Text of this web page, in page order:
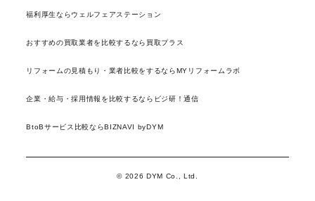
福利厚生ならウェルフェアステーション
おすすめの買取業者を比較するなら買取プラス
リフォームの見積もり・業者比較をするならMYリフォームラボ
企業・給与・採用情報を比較するならビジ研！通信
BtoBサービス比較ならBIZNAVI byDYM
© 2026 DYM Co., Ltd.